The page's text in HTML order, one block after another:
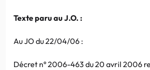
Texte paru au J.O. :
Au JO du 22/04/06 :
Décret n° 2006-463 du 20 avril 2006